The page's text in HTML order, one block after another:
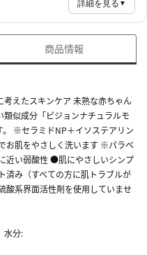
詳細を見る ▼
商品情報
えたスキンケア 未熟な赤ちゃん
似成分「ピジョンナチュラルモ
※セラミドNP＋イソステアリン
肌をやさしく洗います ※パラベ
近い弱酸性 ●肌にやさしいシンプ
み（すべての方に肌トラブルが
系界面活性剤を使用していませ
水分: